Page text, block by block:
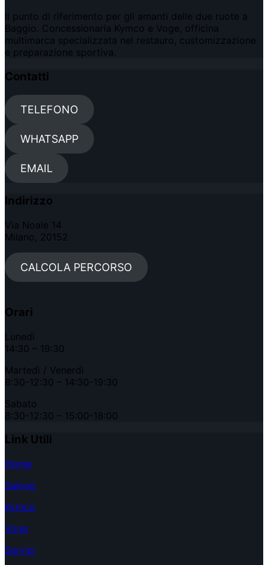
Il punto di riferimento per gli amanti delle due ruote a
Baggio. Concessionaria Kymco e Voge, officina
multimarca specializzata nel restauro, customizzazione
e preparazione sportiva.
Contatti
TELEFONO
WHATSAPP
EMAIL
Indirizzo
Via Noale 14
Milano, 20152
CALCOLA PERCORSO
Orari
Lunedì
14:30 – 19:30
Martedì / Venerdì
8:30-12:30 – 14:30-19:30
Sabato
8:30-12:30 – 15:00-18:00
Link Utili
Home
Salone
Kymco
Voge
Servizi